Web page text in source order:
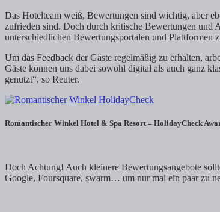
Das Hotelteam weiß, Bewertungen sind wichtig, aber
zufrieden sind. Doch durch kritische Bewertungen und
unterschiedlichen Bewertungsportalen und
Um das Feedback der Gäste regelmäßig zu erhalten,
Gäste können uns dabei sowohl digital als auch ganz
genutzt“, so Reuter.
Romantischer Winkel Hotel & Spa Resort – HolidayCheck
Doch Achtung! Auch kleinere Bewertungsangebote
Google, Foursquare, swarm… um nur mal ein paar zu